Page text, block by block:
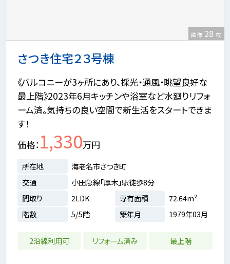
さつき住宅２３号棟
画像 28 枚
《バルコニーが3ヶ所にあり、採光・通風・眺望良好な
最上階》2023年6月キッチンや浴室など水廻りリフォ
ーム済。気持ちの良い空間で新生活をスタートできま
す！
価格 1,330万円
所在地
海老名市さつき町
交通
小田急線「厚木」駅徒歩8分
間取り
2LDK 専有面積
72.64m²
階数
5/5階 築年月 1979年03月
2沿線利用可 リフォーム済み 最上階